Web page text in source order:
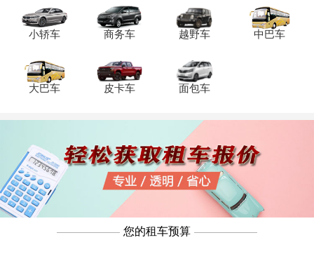
小轿车 商务车 越野车 中巴车
大巴车 皮卡车 面包车
您的租车预算